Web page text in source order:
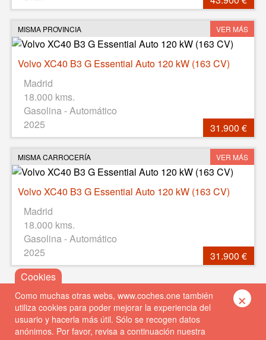
MISMA PROVINCIA VER MÁS
Volvo XC40 B3 G Essential Auto 120 kW (163 CV)
Madrid
18.000 kms.
Gasolina - Automático
2025
31.900 €
MISMA CARROCERÍA VER MÁS
Volvo XC40 B3 G Essential Auto 120 kW (163 CV)
Madrid
18.000 kms.
Gasolina - Automático
2025
31.900 €
Como muchas otras webs, www.coches.one también
utiliza cookies para poder mejorar la experiencia del
usuario y hacerla más útil. Sólo se recogen datos
anónimos. Por favor, revisa a continuación nuestra
×